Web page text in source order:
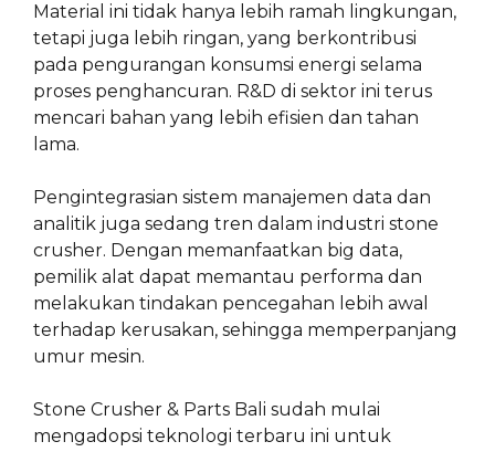
Material ini tidak hanya lebih ramah lingkungan,
tetapi juga lebih ringan, yang berkontribusi
pada pengurangan konsumsi energi selama
proses penghancuran. R&D di sektor ini terus
mencari bahan yang lebih efisien dan tahan
lama.
Pengintegrasian sistem manajemen data dan
analitik juga sedang tren dalam industri stone
crusher. Dengan memanfaatkan big data,
pemilik alat dapat memantau performa dan
melakukan tindakan pencegahan lebih awal
terhadap kerusakan, sehingga memperpanjang
umur mesin.
Stone Crusher & Parts Bali sudah mulai
mengadopsi teknologi terbaru ini untuk